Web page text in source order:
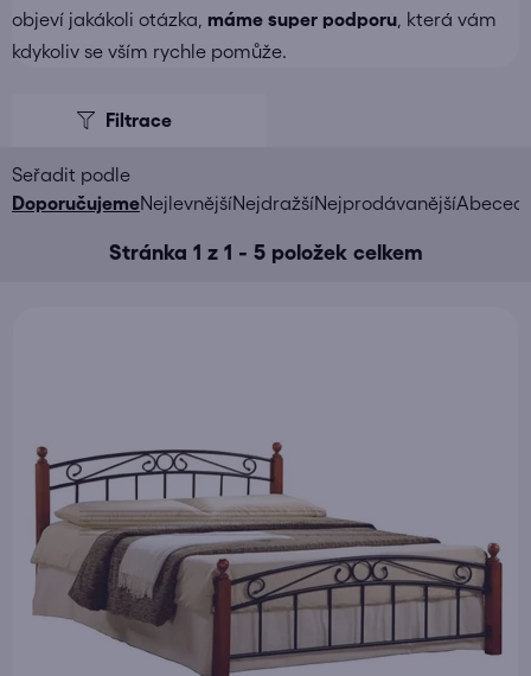
objeví jakákoli otázka, máme super podporu , která vám
kdykoliv se vším rychle pomůže.
Stránka 1 z 1 - 5položek celkem
Ř
DoporučujemeNejlevnějšíNejdražšíNejprodávanější
p
i